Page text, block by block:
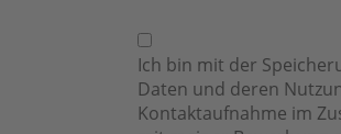
Ich bin mit der
Daten und deren
Kontaktaufnahme im